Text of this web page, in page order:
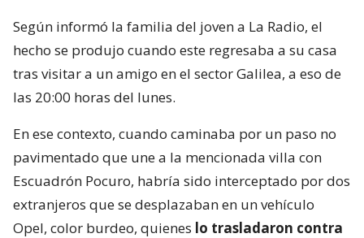
Según informó la familia del joven a La Radio, el
hecho se produjo cuando este regresaba a su casa
tras visitar a un amigo en el sector Galilea, a eso de
las 20:00 horas del lunes.
En ese contexto, cuando caminaba por un paso no
pavimentado que une a la mencionada villa con
Escuadrón Pocuro, habría sido interceptado por dos
extranjeros que se desplazaban en un vehículo
Opel, color burdeo, quienes lo trasladaron contra